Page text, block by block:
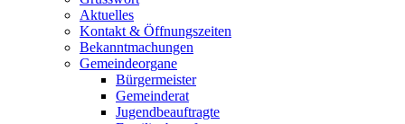
Aktuelles
Kontakt & Öffnungszeiten
Bekanntmachungen
Gemeindeorgane
Bürgermeister
Gemeinderat
Jugendbeauftragte